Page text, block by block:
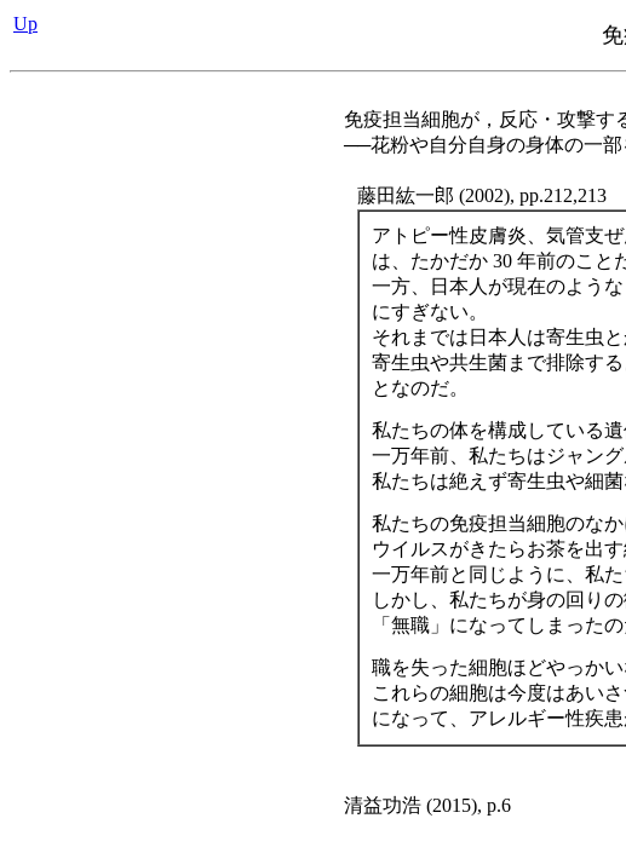
Up
免疫担当細胞が，反応・攻撃す
──花粉や自分自身の身体の一部
藤田紘一郎 (2002), pp.212,213
アトピー性皮膚炎、気管支
は、たかだか 30 年前のこと
一方、日本人が現在のよう
にすぎない。
それまでは日本人は寄生虫
寄生虫や共生菌まで排除す
となのだ。
私たちの体を構成している
一万年前、私たちはジャン
私たちは絶えず寄生虫や細
私たちの免疫担当細胞のな
ウイルスがきたらお茶を出
一万年前と同じように、私
しかし、私たちが身の回り
「無職」になってしまったの
職を失った細胞ほどやっかい
これらの細胞は今度はあい
になって、アレルギー性疾
清益功浩 (2015), p.6